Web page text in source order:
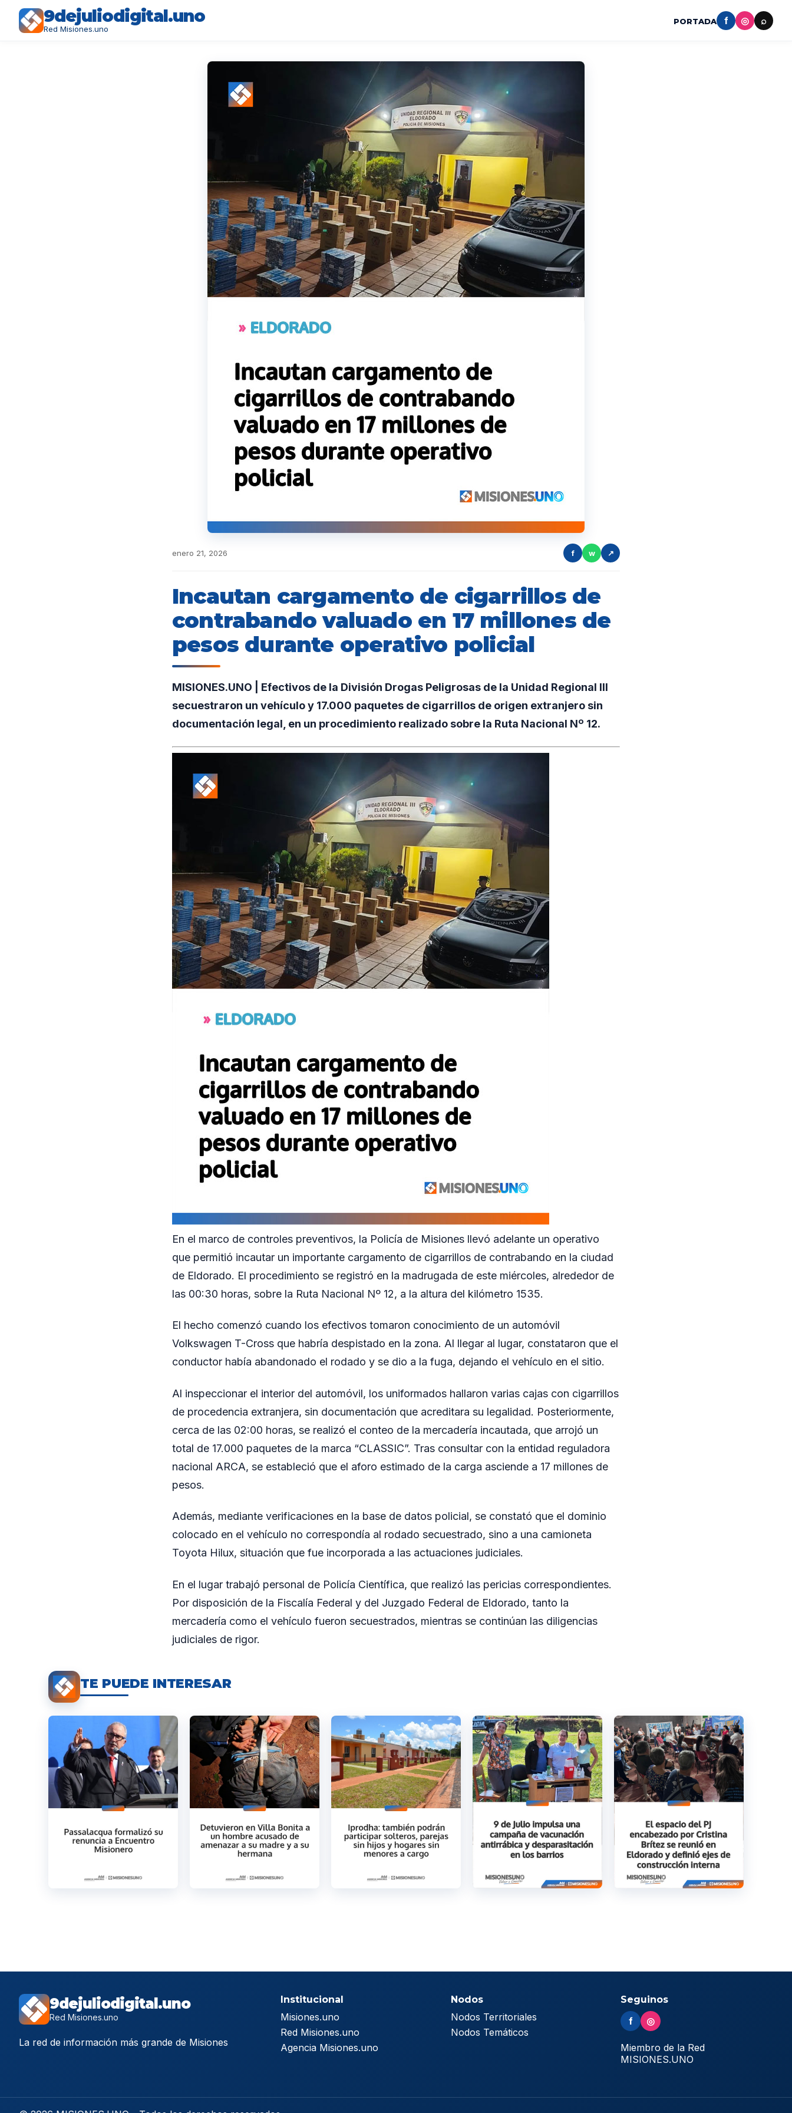
9dejuliodigital.uno
Red Misiones.uno
PORTADA f ◎ ⌕
enero 21, 2026 f w ↗
Incautan cargamento de cigarrillos de
contrabando valuado en 17 millones de
pesos durante operativo policial
MISIONES.UNO | Efectivos de la División Drogas Peligrosas de la Unidad Regional III
secuestraron un vehículo y 17.000 paquetes de cigarrillos de origen extranjero sin
documentación legal, en un procedimiento realizado sobre la Ruta Nacional Nº 12.
En el marco de controles preventivos, la Policía de Misiones llevó adelante un operativo
que permitió incautar un importante cargamento de cigarrillos de contrabando en la ciudad
de Eldorado. El procedimiento se registró en la madrugada de este miércoles, alrededor de
las 00:30 horas, sobre la Ruta Nacional Nº 12, a la altura del kilómetro 1535.
El hecho comenzó cuando los efectivos tomaron conocimiento de un automóvil
Volkswagen T-Cross que habría despistado en la zona. Al llegar al lugar, constataron que el
conductor había abandonado el rodado y se dio a la fuga, dejando el vehículo en el sitio.
Al inspeccionar el interior del automóvil, los uniformados hallaron varias cajas con cigarrillos
de procedencia extranjera, sin documentación que acreditara su legalidad. Posteriormente,
cerca de las 02:00 horas, se realizó el conteo de la mercadería incautada, que arrojó un
total de 17.000 paquetes de la marca “CLASSIC”. Tras consultar con la entidad reguladora
nacional ARCA, se estableció que el aforo estimado de la carga asciende a 17 millones de
pesos.
Además, mediante verificaciones en la base de datos policial, se constató que el dominio
colocado en el vehículo no correspondía al rodado secuestrado, sino a una camioneta
Toyota Hilux, situación que fue incorporada a las actuaciones judiciales.
En el lugar trabajó personal de Policía Científica, que realizó las pericias correspondientes.
Por disposición de la Fiscalía Federal y del Juzgado Federal de Eldorado, tanto la
mercadería como el vehículo fueron secuestrados, mientras se continúan las diligencias
judiciales de rigor.
TE PUEDE INTERESAR
9dejuliodigital.uno
Red Misiones.uno
La red de información más grande de Misiones
Institucional
Misiones.uno
Red Misiones.uno
Agencia Misiones.uno
Nodos
Nodos Territoriales
Nodos Temáticos
Seguinos
f ◎
Miembro de la Red
MISIONES.UNO